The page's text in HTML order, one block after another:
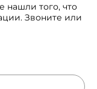
нашли того, что
Звоните или